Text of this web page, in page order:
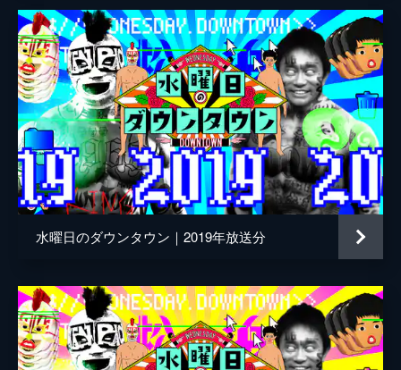
来る説。ハッピーサプライズを仕掛けた相手
がウレションしたら？ 2段ベッド夫婦。
46分
2022/2/23放送 #282 芸人なら誰しも自分
なりの浅草キッドある説 ほか
芸人なら誰しも自分なりの浅草キッドある説
で…芸歴20年以上のくすぶり芸人たちが自身
の芸人人生を歌詞にして熱唱。自分の私物を
他人が身に付けてても意外と気付かない説
45分
2022/3/2放送 #283 芸人が今までで一番ス
ゴいと思ったコメント調査 第2弾 ほか
最高峰を食べたら旨いと感じる説。
45分
2022/3/9放送 #284 "長い"説タイトルラン
キングSP
水曜日のダウンタウン｜2019年放送分